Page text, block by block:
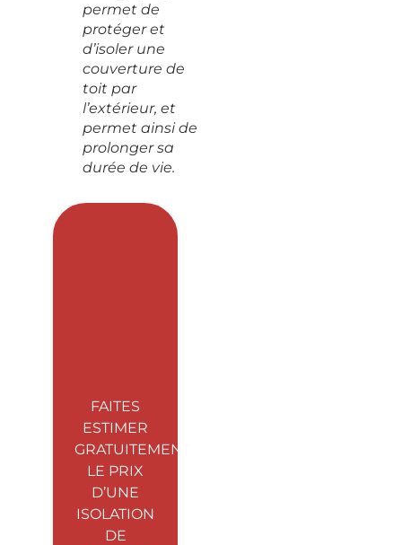
permet de
protéger et
d’isoler une
couverture de
toit par
l’extérieur, et
permet ainsi de
prolonger sa
durée de vie.
FAITES
ESTIMER
GRATUITEMENT
LE PRIX
D’UNE
ISOLATION
DE